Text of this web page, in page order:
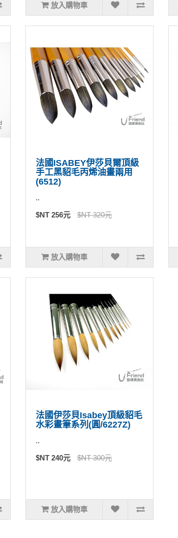
放入購物車
法國ISABEY伊莎貝爾頂級
手工黑貂毛丙烯油畫兩用
(6512)
..
$NT 256元 $NT 320元
放入購物車
法國伊莎貝Isabey頂級貂毛
水彩畫筆系列(圓/6227Z)
..
$NT 240元 $NT 300元
放入購物車